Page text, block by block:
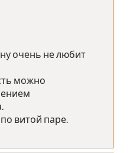
очень не любит
можно
витой паре.